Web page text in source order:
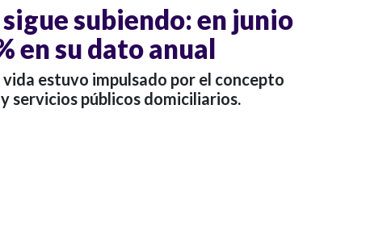
subiendo: en junio
en su dato anual
estuvo impulsado por el concepto
servicios públicos domiciliarios.